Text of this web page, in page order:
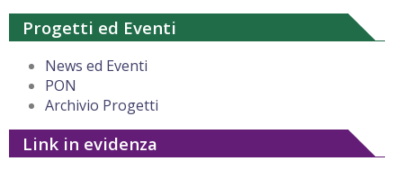
Progetti ed Eventi
News ed Eventi
PON
Archivio Progetti
Link in evidenza